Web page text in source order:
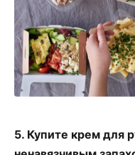
5. Купите крем для